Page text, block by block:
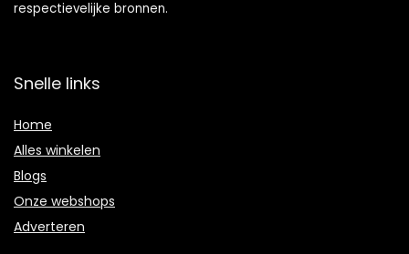
respectievelijke bronnen.
Snelle links
Home
Alles winkelen
Blogs
Onze webshops
Adverteren